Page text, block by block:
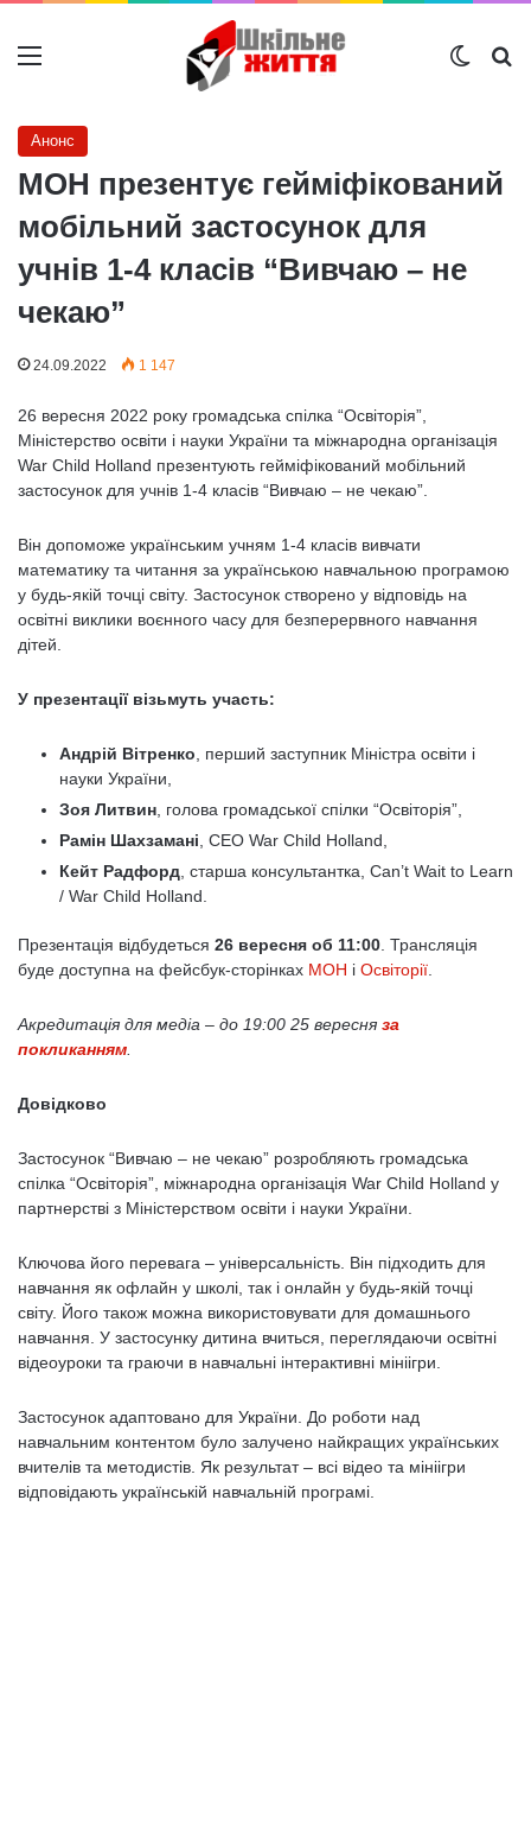
Меню
Анонс
МОН презентує гейміфікований
мобільний застосунок для
учнів 1-4 класів “Вивчаю – не
чекаю”
24.09.2022 1 147
26 вересня 2022 року громадська спілка “Освіторія”,
Міністерство освіти і науки України та міжнародна організація
War Child Holland презентують гейміфікований мобільний
застосунок для учнів 1-4 класів “Вивчаю – не чекаю”.
Він допоможе українським учням 1-4 класів вивчати
математику та читання за українською навчальною програмою
у будь-якій точці світу. Застосунок створено у відповідь на
освітні виклики воєнного часу для безперервного навчання
дітей.
У презентації візьмуть участь:
Андрій Вітренко , перший заступник Міністра освіти і
науки України,
Зоя Литвин , голова громадської спілки “Освіторія”,
Рамін Шахзамані , СЕО War Child Holland,
Кейт Радфорд , старша консультантка, Can’t Wait to Learn
/ War Child Holland.
Презентація відбудеться 26 вересня об 11:00 . Трансляція
буде доступна на фейсбук-сторінках МОН і Освіторії
Акредитація для медіа – до 19:00 25 вересня за
покликанням
Довідково
Застосунок “Вивчаю – не чекаю” розробляють громадська
спілка “Освіторія”, міжнародна організація War Child Holland у
партнерстві з Міністерством освіти і науки України.
Ключова його перевага – універсальність. Він підходить для
навчання як офлайн у школі, так і онлайн у будь-якій точці
світу. Його також можна використовувати для домашнього
навчання. У застосунку дитина вчиться, переглядаючи освітні
відеоуроки та граючи в навчальні інтерактивні мініігри.
Застосунок адаптовано для України. До роботи над
навчальним контентом було залучено найкращих українських
вчителів та методистів. Як результат – всі відео та мініігри
відповідають українській навчальній програмі.